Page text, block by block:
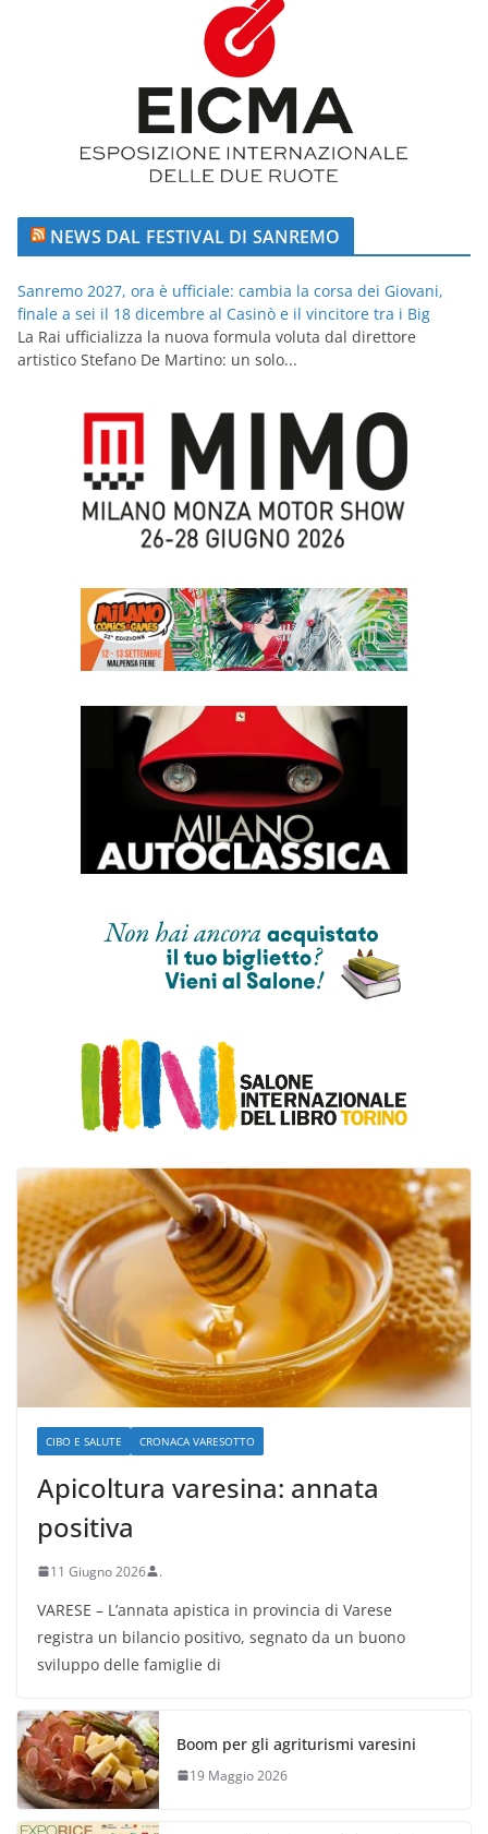
NEWS DAL FESTIVAL DI SANREMO
Sanremo 2027, ora è ufficiale: cambia la corsa dei Giovani,
finale a sei il 18 dicembre al Casinò e il vincitore tra i Big
La Rai ufficializza la nuova formula voluta dal direttore
artistico Stefano De Martino: un solo...
CIBO E SALUTE CRONACA VARESOTTO
Apicoltura varesina: annata
positiva
11 Giugno 2026 .
VARESE – L’annata apistica in provincia di Varese
registra un bilancio positivo, segnato da un buono
sviluppo delle famiglie di
Boom per gli agriturismi varesini
19 Maggio 2026